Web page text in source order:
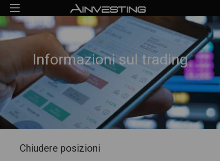
Informazioni sul trading
Chiudere posizioni